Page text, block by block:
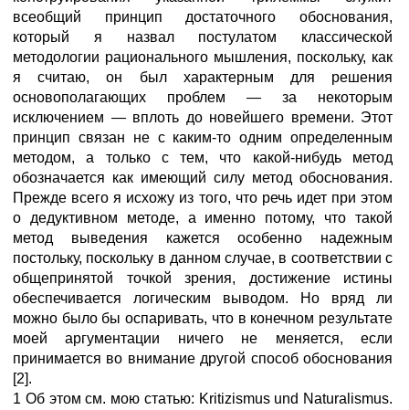
всеобщий принцип достаточного обоснования,
который я назвал постулатом классической
методологии рационального мышления, поскольку, как
я считаю, он был характерным для решения
основополагающих проблем — за некоторым
исключением — вплоть до новейшего времени. Этот
принцип связан не с каким-то одним определенным
методом, а только с тем, что какой-нибудь метод
обозначается как имеющий силу метод обоснования.
Прежде всего я исхожу из того, что речь идет при этом
о дедуктивном методе, а именно потому, что такой
метод выведения кажется особенно надежным
постольку, поскольку в данном случае, в соответствии с
общепринятой точкой зрения, достижение истины
обеспечивается логическим выводом. Но вряд ли
можно было бы оспаривать, что в конечном результате
моей аргументации ничего не меняется, если
принимается во внимание другой способ обоснования
[2].
1 Об этом см. мою статью: Kritizismus und Naturalismus.